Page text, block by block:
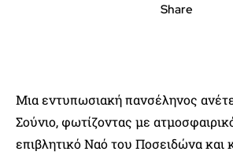
Share
Μια εντυπωσιακή πανσέληνος
Σούνιο, φωτίζοντας με
επιβλητικό Ναό του Ποσειδώνα και